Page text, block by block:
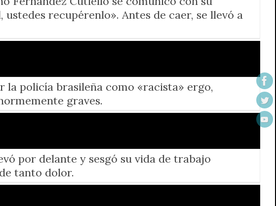
recupérenlo». Antes de caer, se llevó a
la policía brasileña como «racista» ergo,
graves.
por delante y sesgó su vida de trabajo
tanto dolor.